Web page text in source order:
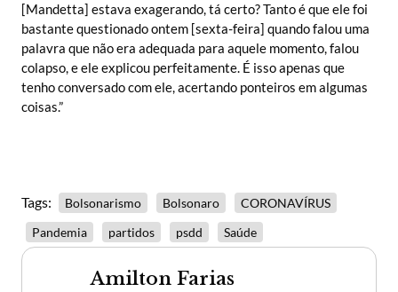
[Mandetta] estava exagerando, tá certo? Tanto é que ele foi
bastante questionado ontem [sexta-feira] quando falou uma
palavra que não era adequada para aquele momento, falou
colapso, e ele explicou perfeitamente. É isso apenas que
tenho conversado com ele, acertando ponteiros em algumas
coisas.”
Tags: Bolsonarismo Bolsonaro
CORONAVÍRUS
Pandemia
partidos psdd Saúde
Amilton Farias